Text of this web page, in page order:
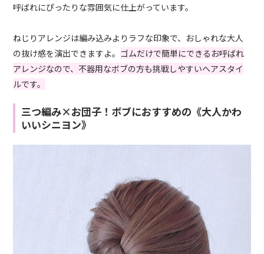
呼ばれにぴったりな雰囲気に仕上がっています。
ねじりアレンジは編み込みよりラフな印象で、おしゃれな大人
の抜け感を演出できますよ。 ゴムだけで簡単にできるお呼ばれ
アレンジなので、不器用なボブの方も挑戦しやすいヘアスタイ
ルです。
三つ編み×お団子！ボブにおすすめの《大人かわ
いいシニヨン》